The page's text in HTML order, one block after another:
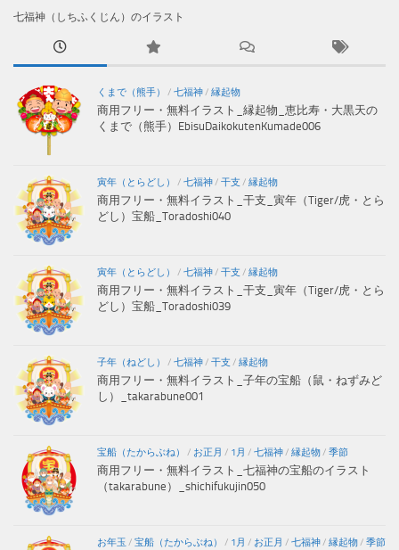
七福神（しちふくじん）のイラスト
くまで（熊手） / 七福神/ 縁起物
商用フリー・無料イラスト_縁起物_恵比寿・大黒天の
くまで（熊手）EbisuDaikokutenKumade006
寅年（とらどし） / 七福神/ 干支 / 縁起物
商用フリー・無料イラスト_干支_寅年（Tiger/虎・とら
どし）宝船_Toradoshi040
寅年（とらどし） / 七福神/ 干支 / 縁起物
商用フリー・無料イラスト_干支_寅年（Tiger/虎・とら
どし）宝船_Toradoshi039
子年（ねどし） / 七福神/ 干支 / 縁起物
商用フリー・無料イラスト_子年の宝船（鼠・ねずみど
し）_takarabune001
宝船（たからぶね） / お正月 / 1月 / 七福神/ 縁起物/ 季節
商用フリー・無料イラスト_七福神の宝船のイラスト
（takarabune）_shichifukujin050
お年玉 / 宝船（たからぶね） / 1月 / お正月 / 七福神/ 縁起物/ 季節